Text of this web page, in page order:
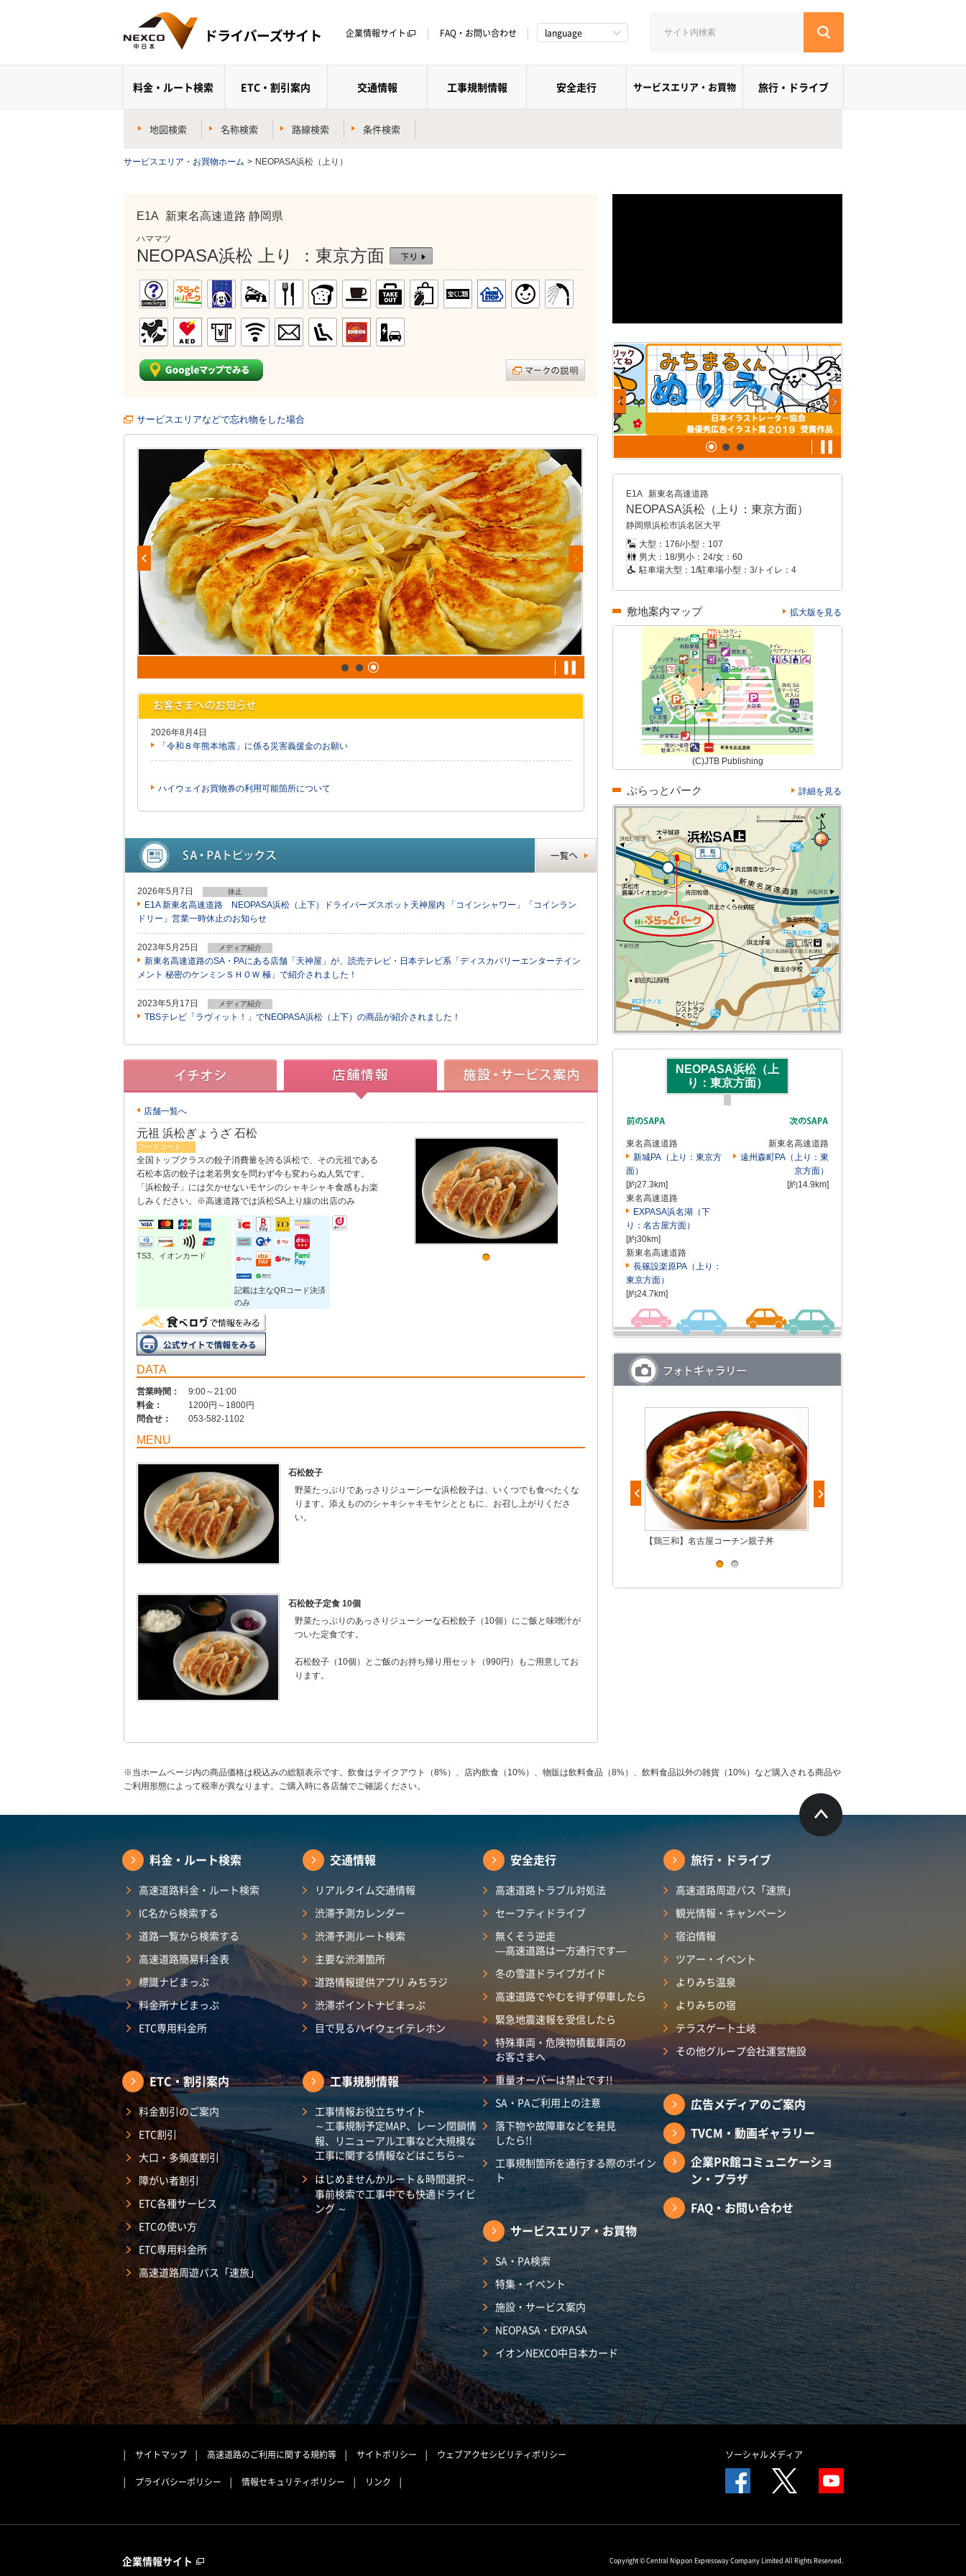
企業情報サイト FAQ・お問い合わせ language
料金・ルート検索 ETC・割引案内 交通情報 工事規制情報 安全走行 サービスエリア・お買物 旅行・ドライブ
地図検索 名称検索 路線検索 条件検索
サービスエリア・お買物ホーム > NEOPASA浜松（上り）
E1A 新東名高速道路 静岡県
ハママツ
NEOPASA浜松 上り ：東京方面
サービスエリアなどで忘れ物をした場合
2026年8月4日
「令和８年熊本地震」に係る災害義援金のお願い
ハイウェイお買物券の利用可能箇所について
2026年5月7日 休止
E1A 新東名高速道路 NEOPASA浜松（上下）ドライバーズスポット天神屋内 「コインシャワー」「コインラン
ドリー」営業一時休止のお知らせ
2023年5月25日 メディア紹介
新東名高速道路のSA・PAにある店舗「天神屋」が、読売テレビ・日本テレビ系「ディスカバリーエンターテイン
メント 秘密のケンミンＳＨＯＷ 極」で紹介されました！
2023年5月17日 メディア紹介
TBSテレビ「ラヴィット！」でNEOPASA浜松（上下）の商品が紹介されました！
店舗一覧へ
元祖 浜松ぎょうざ 石松
フードコート
全国トップクラスの餃子消費量を誇る浜松で、その元祖である
石松本店の餃子は老若男女を問わず今も変わらぬ人気です。
「浜松餃子」には欠かせないモヤシのシャキシャキ食感もお楽
しみください。※高速道路では浜松SA上り線の出店のみ
TS3、イオンカード
記載は主なQRコード決済
のみ
DATA
営業時間：
9:00～21:00
料金：
1200円～1800円
問合せ：
053-582-1102
MENU
石松餃子
野菜たっぷりであっさりジューシーな浜松餃子は、いくつでも食べたくな
ります。添えもののシャキシャキモヤシとともに、お召し上がりくださ
い。
石松餃子定食 10個
野菜たっぷりのあっさりジューシーな石松餃子（10個）にご飯と味噌汁が
ついた定食です。
石松餃子（10個）とご飯のお持ち帰り用セット（990円）もご用意してお
ります。
E1A 新東名高速道路
NEOPASA浜松（上り：東京方面）
静岡県浜松市浜名区大平
大型：176/小型：107
男大：18/男小：24/女：60
駐車場大型：1/駐車場小型：3/トイレ：4
敷地案内マップ 拡大版を見る
(C)JTB Publishing
ぷらっとパーク 詳細を見る
NEOPASA浜松（上
り：東京方面）
東名高速道路
新城PA（上り：東京方
面）
[約27.3km]
東名高速道路
EXPASA浜名湖（下
り：名古屋方面）
[約30km]
新東名高速道路
長篠設楽原PA（上り：
東京方面）
[約24.7km]
新東名高速道路
遠州森町PA（上り：東
京方面）
[約14.9km]
【鶏三和】名古屋コーチン親子丼
※当ホームページ内の商品価格は税込みの総額表示です。飲食はテイクアウト（8%）、店内飲食（10%）、物販は飲料食品（8%）、飲料食品以外の雑貨（10%）など購入される商品や
ご利用形態によって税率が異なります。ご購入時に各店舗でご確認ください。
料金・ルート検索
高速道路料金・ルート検索
IC名から検索する
道路一覧から検索する
高速道路簡易料金表
標識ナビまっぷ
料金所ナビまっぷ
ETC専用料金所
ETC・割引案内
料金割引のご案内
ETC割引
大口・多頻度割引
障がい者割引
ETC各種サービス
ETCの使い方
ETC専用料金所
高速道路周遊パス「速旅」
交通情報
リアルタイム交通情報
渋滞予測カレンダー
渋滞予測ルート検索
主要な渋滞箇所
道路情報提供アプリ みちラジ
渋滞ポイントナビまっぷ
目で見るハイウェイテレホン
工事規制情報
工事情報お役立ちサイト
～工事規制予定MAP、レーン閉鎖情
報、リニューアル工事など大規模な
工事に関する情報などはこちら～
はじめませんかルート＆時間選択～
事前検索で工事中でも快適ドライビ
ング ～
安全走行
高速道路トラブル対処法
セーフティドライブ
無くそう逆走
―高速道路は一方通行です―
冬の雪道ドライブガイド
高速道路でやむを得ず停車したら
緊急地震速報を受信したら
特殊車両・危険物積載車両の
お客さまへ
重量オーバーは禁止です!!
SA・PAご利用上の注意
落下物や故障車などを発見
したら!!
工事規制箇所を通行する際のポイン
ト
サービスエリア・お買物
SA・PA検索
特集・イベント
施設・サービス案内
NEOPASA・EXPASA
イオンNEXCO中日本カード
旅行・ドライブ
高速道路周遊パス「速旅」
観光情報・キャンペーン
宿泊情報
ツアー・イベント
よりみち温泉
よりみちの宿
テラスゲート土岐
その他グループ会社運営施設
広告メディアのご案内
TVCM・動画ギャラリー
企業PR館コミュニケーショ
ン・プラザ
FAQ・お問い合わせ
サイトマップ 高速道路のご利用に関する規約等 サイトポリシー ウェブアクセシビリティポリシー
プライバシーポリシー 情報セキュリティポリシー リンク
ソーシャルメディア
企業情報サイト Copyright © Central Nippon Expressway Company Limited All Rights Reserved.